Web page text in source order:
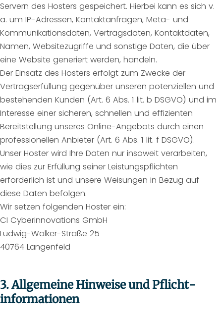
Servern des Hosters gespeichert. Hierbei kann es sich v.
a. um IP-Adressen, Kontaktanfragen, Meta- und
Kommunikationsdaten, Vertragsdaten, Kontaktdaten,
Namen, Websitezugriffe und sonstige Daten, die über
eine Website generiert werden, handeln.
Der Einsatz des Hosters erfolgt zum Zwecke der
Vertragserfüllung gegenüber unseren potenziellen und
bestehenden Kunden (Art. 6 Abs. 1 lit. b DSGVO) und im
Interesse einer sicheren, schnellen und effizienten
Bereitstellung unseres Online-Angebots durch einen
professionellen Anbieter (Art. 6 Abs. 1 lit. f DSGVO).
Unser Hoster wird Ihre Daten nur insoweit verarbeiten,
wie dies zur Erfüllung seiner Leistungspflichten
erforderlich ist und unsere Weisungen in Bezug auf
diese Daten befolgen.
Wir setzen folgenden Hoster ein:
CI Cyberinnovations GmbH
Ludwig-Wolker-Straße 25
40764 Langenfeld
3. Allgemeine Hinweise und Pflicht­
informationen